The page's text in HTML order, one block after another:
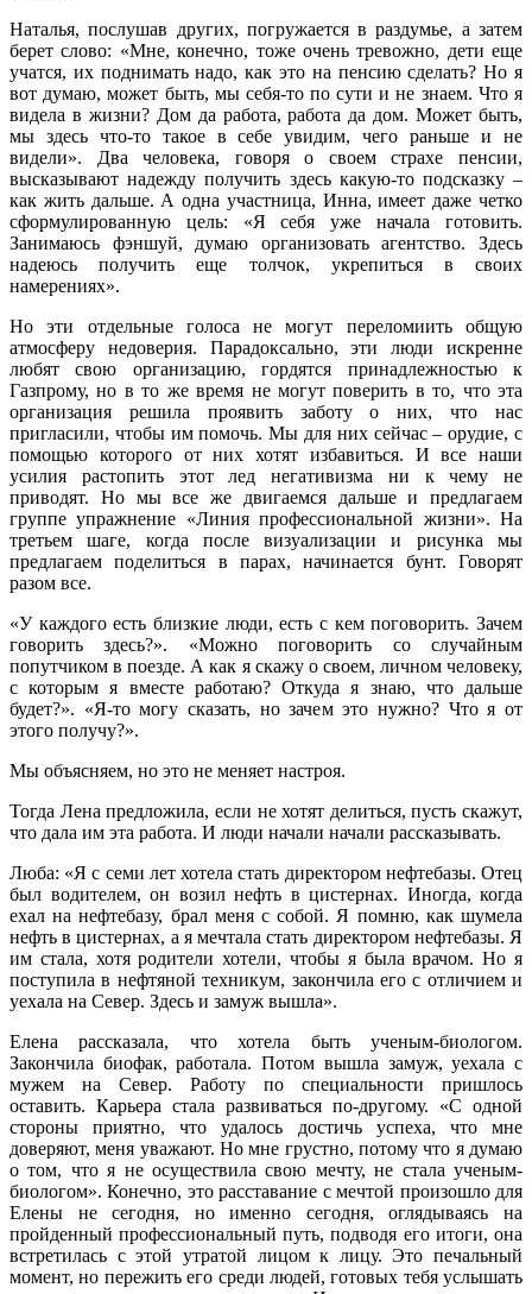
Наталья, послушав других, погружается в раздумье, а затем
берет слово: «Мне, конечно, тоже очень тревожно, дети еще
учатся, их поднимать надо, как это на пенсию сделать? Но я
вот думаю, может быть, мы себя-то по сути и не знаем. Что я
видела в жизни? Дом да работа, работа да дом. Может быть,
мы здесь что-то такое в себе увидим, чего раньше и не
видели». Два человека, говоря о своем страхе пенсии,
высказывают надежду получить здесь какую-то подсказку –
как жить дальше. А одна участница, Инна, имеет даже четко
сформулированную цель: «Я себя уже начала готовить.
Занимаюсь фэншуй, думаю организовать агентство. Здесь
надеюсь получить еще толчок, укрепиться в своих
намерениях».
Но эти отдельные голоса не могут переломиить общую
атмосферу недоверия. Парадоксально, эти люди искренне
любят свою организацию, гордятся принадлежностью к
Газпрому, но в то же время не могут поверить в то, что эта
организация решила проявить заботу о них, что нас
пригласили, чтобы им помочь. Мы для них сейчас – орудие, с
помощью которого от них хотят избавиться. И все наши
усилия растопить этот лед негативизма ни к чему не
приводят. Но мы все же двигаемся дальше и предлагаем
группе упражнение «Линия профессиональной жизни». На
третьем шаге, когда после визуализации и рисунка мы
предлагаем поделиться в парах, начинается бунт. Говорят
разом все.
«У каждого есть близкие люди, есть с кем поговорить. Зачем
говорить здесь?». «Можно поговорить со случайным
попутчиком в поезде. А как я скажу о своем, личном человеку,
с которым я вместе работаю? Откуда я знаю, что дальше
будет?». «Я-то могу сказать, но зачем это нужно? Что я от
этого получу?».
Мы объясняем, но это не меняет настроя.
Тогда Лена предложила, если не хотят делиться, пусть скажут,
что дала им эта работа. И люди начали начали рассказывать.
Люба: «Я с семи лет хотела стать директором нефтебазы. Отец
был водителем, он возил нефть в цистернах. Иногда, когда
ехал на нефтебазу, брал меня с собой. Я помню, как шумела
нефть в цистернах, а я мечтала стать директором нефтебазы. Я
им стала, хотя родители хотели, чтобы я была врачом. Но я
поступила в нефтяной техникум, закончила его с отличием и
уехала на Север. Здесь и замуж вышла».
Елена рассказала, что хотела быть ученым-биологом.
Закончила биофак, работала. Потом вышла замуж, уехала с
мужем на Север. Работу по специальности пришлось
оставить. Карьера стала развиваться по-другому. «С одной
стороны приятно, что удалось достичь успеха, что мне
доверяют, меня уважают. Но мне грустно, потому что я думаю
о том, что я не осуществила свою мечту, не стала ученым-
биологом». Конечно, это расставание с мечтой произошло для
Елены не сегодня, но именно сегодня, оглядываясь на
пройденный профессиональный путь, подводя его итоги, она
встретилась с этой утратой лицом к лицу. Это печальный
момент, но пережить его среди людей, готовых тебя услышать